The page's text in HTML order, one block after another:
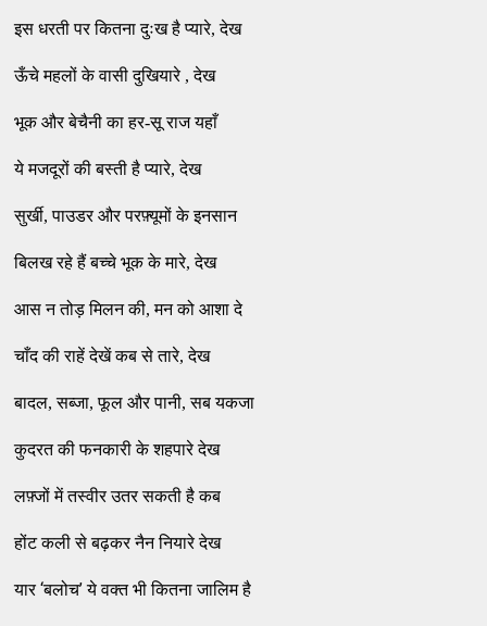
इस धरती पर कितना दुःख है प्यारे, देख
ऊँचे महलों के वासी दुखियारे , देख
भूक और बेचैनी का हर-सू राज यहाँ
ये मजदूरों की बस्ती है प्यारे, देख
सुर्खी, पाउडर और परफ़्यूमों के इनसान
बिलख रहे हैं बच्चे भूक के मारे, देख
आस न तोड़ मिलन की, मन को आशा दे
चाँद की राहें देखें कब से तारे, देख
बादल, सब्जा, फूल और पानी, सब यकजा
कुदरत की फनकारी के शहपारे देख
लफ़्जों में तस्वीर उतर सकती है कब
होंट कली से बढ़कर नैन नियारे देख
यार‘बलोच’ये वक्त भी कितना जालिम है